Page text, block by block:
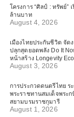
โครงการ “ศิลป์ : ทรัพย์”
ล้านบาท
August 4, 2026
เมืองไทยประกันชีวิต จัด
ปลุกสุดยอดพลัง Do It
หน้าสร้าง Longevity
August 3, 2026
การประกวดดนตรีไทย ร
พระราชทานสมเด็จพระ
สยามบรมราชกุมารี
August 1, 2026